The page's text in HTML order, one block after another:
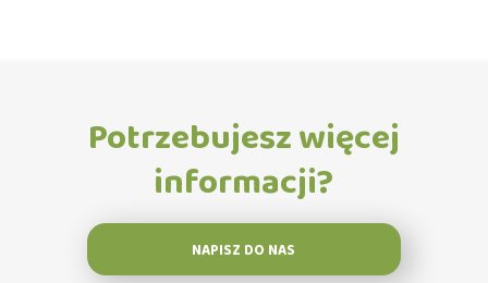
Potrzebujesz więcej
informacji?
NAPISZ DO NAS